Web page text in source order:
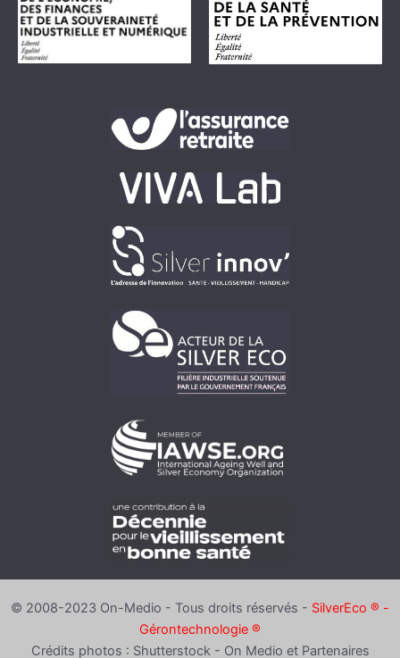
© 2008-2023 On-Medio - Tous droits réservés - SilverEco ® -
Gérontechnologie ®
Crédits photos : Shutterstock - On Medio et Partenaires